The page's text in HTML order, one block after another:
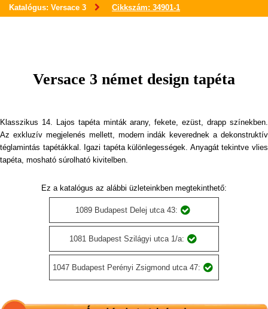
Katalógus: Versace 3 Cikkszám: 34901-1
Versace 3 német design tapéta
Klasszikus 14. Lajos tapéta minták arany, fekete, ezüst, drapp színekben.
Az exkluzív megjelenés mellett, modern indák keverednek a dekonstruktív
téglamintás tapétákkal. Igazi tapéta különlegességek. Anyagát tekintve vlies
tapéta, mosható súrolható kivitelben.
Ez a katalógus az alábbi üzleteinkben megtekinthető:
1089 Budapest Delej utca 43:
1081 Budapest Szilágyi utca 1/a:
1047 Budapest Perényi Zsigmond utca 47: